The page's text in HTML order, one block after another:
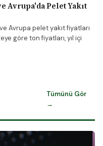
Avrupa'da Pelet Yakıt
Avrupa pelet yakıt fiyatları
göre ton fiyatları, yıl içi
Tümünü Gör
→